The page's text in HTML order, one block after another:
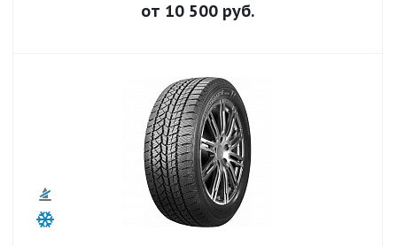
от 10 500 руб.